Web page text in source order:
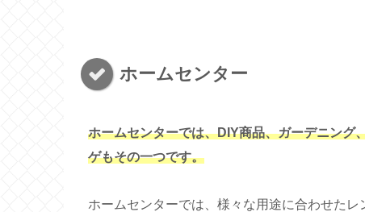
ホームセンター
ホームセンターでは、DIY商品、ガーデニング
ゲもその一つです。
ホームセンターでは、様々な用途に合わせた